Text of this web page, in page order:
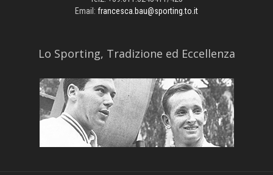
Email: francesca.bau@sporting.to.it
​Lo Sporting, Tradizione ed Eccellenza